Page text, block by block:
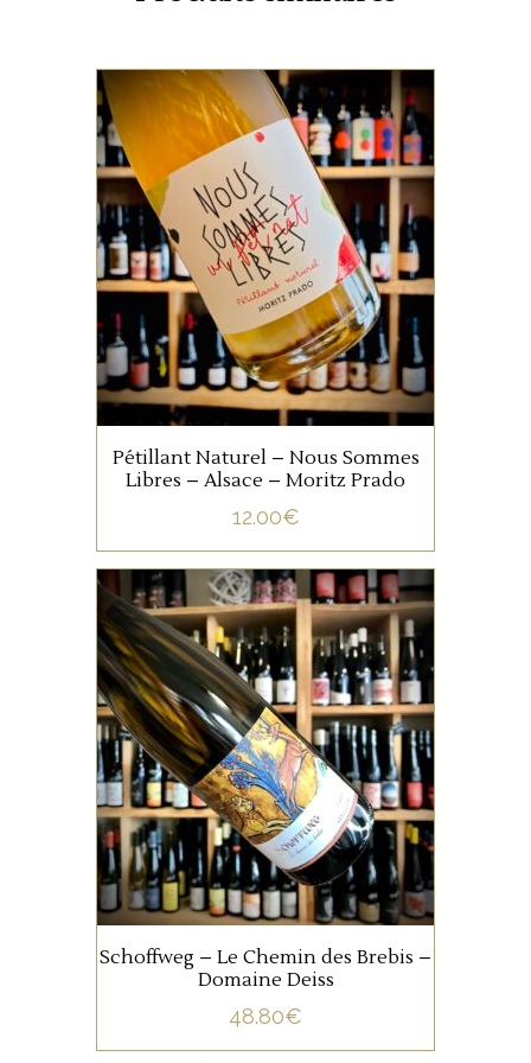
ALSACE
Découvrez Nous Sommes
Libres, le pétillant naturel de
Moritz Prado : un vin vivant,
frais et authentique, élaboré
avec passion. Non dégorgé,
il présente un dépôt
important.
Pétillant Naturel – Nous Sommes
Libres – Alsace – Moritz Prado
12.00€
ALSACE
Ce terroir au sol de calcaire
jaune est complanté d’une
dizaine de cépages
alsaciens. Il possède une
superbe complexité, une
bouche onctueuse, avec une
très fine note tannique et une
finale élégante.
AJOUTER AU PANIER
Schoffweg – Le Chemin des Brebis –
Domaine Deiss
48.80€